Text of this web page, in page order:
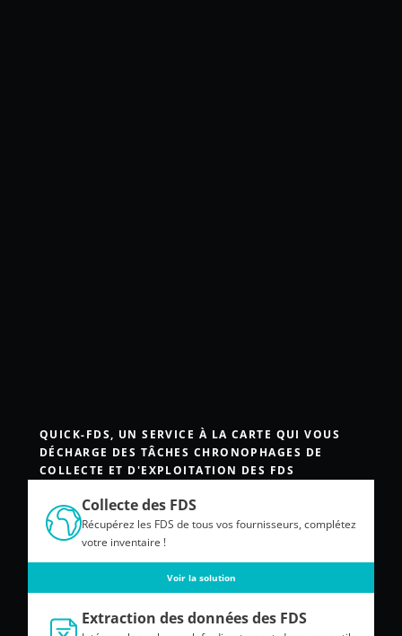
QUICK-FDS, UN SERVICE À LA CARTE QUI VOUS
DÉCHARGE DES TÂCHES CHRONOPHAGES DE
COLLECTE ET D'EXPLOITATION DES FDS
Collecte des FDS
Récupérez les FDS de tous vos fournisseurs, complétez
votre inventaire !
Voir la solution
Extraction des données des FDS